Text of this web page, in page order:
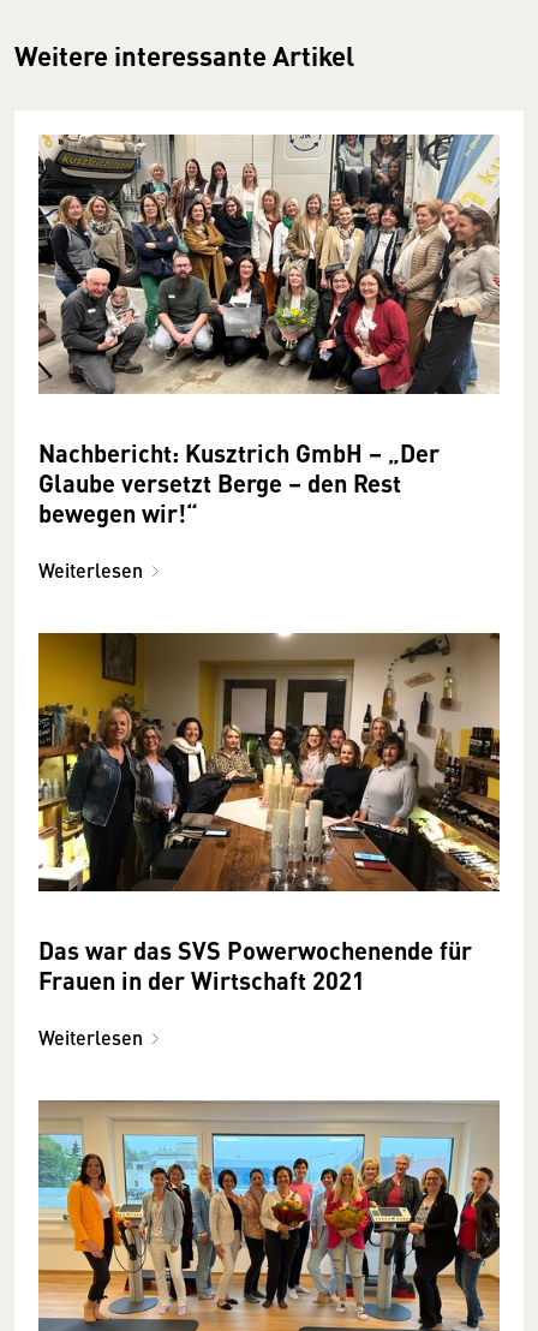
Weitere interessante Artikel
Nachbericht: Kusztrich GmbH – „Der
Glaube versetzt Berge – den Rest
bewegen wir!“
Weiterlesen
Das war das SVS Powerwochenende für
Frauen in der Wirtschaft 2021
Weiterlesen